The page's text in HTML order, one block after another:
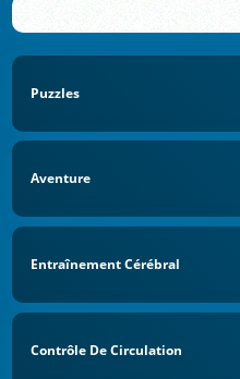
Puzzles
Aventure
Entraînement Cérébral
Contrôle De Circulation